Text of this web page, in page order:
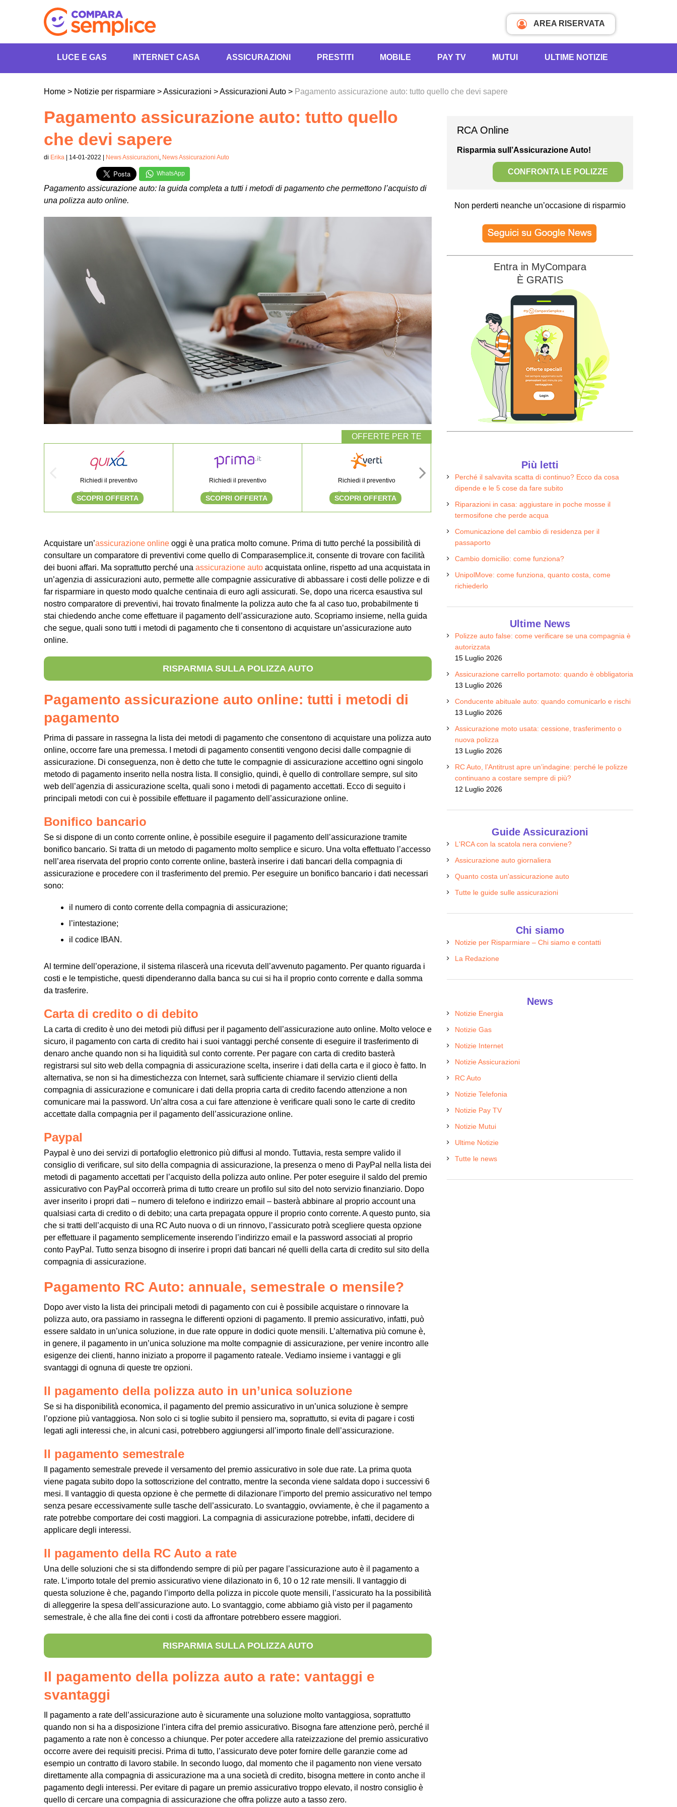
AREA RISERVATA
LUCE E GAS INTERNET CASA ASSICURAZIONI PRESTITI MOBILE PAY TV MUTUI ULTIME NOTIZIE
Home > Notizie per risparmiare >Assicurazioni >Assicurazioni Auto > Pagamento assicurazione auto: tutto quello che devi sapere
Pagamento assicurazione auto: tutto quello
che devi sapere
di Erika | 14-01-2022 | News Assicurazioni, News Assicurazioni Auto
WhatsApp
Pagamento assicurazione auto: la guida completa a tutti i metodi di pagamento che permettono l’acquisto di
una polizza auto online.
Richiedi il preventivo
Confronta e risparmia
SCOPRI OFFERTA
Richiedi il preventivo
Confronta e risparmia
SCOPRI OFFERTA
Richiedi il preventivo
Confronta e risparmia
SCOPRI OFFERTA
Richiedi il preventivo
Richiedi il preventivo
Acquistare un’assicurazione online oggi è una pratica molto comune. Prima di tutto perché la possibilità di
consultare un comparatore di preventivi come quello di Comparasemplice.it, consente di trovare con facilità
dei buoni affari. Ma soprattutto perché una assicurazione auto acquistata online, rispetto ad una acquistata in
un’agenzia di assicurazioni auto, permette alle compagnie assicurative di abbassare i costi delle polizze e di
far risparmiare in questo modo qualche centinaia di euro agli assicurati. Se, dopo una ricerca esaustiva sul
nostro comparatore di preventivi, hai trovato finalmente la polizza auto che fa al caso tuo, probabilmente ti
stai chiedendo anche come effettuare il pagamento dell’assicurazione auto. Scopriamo insieme, nella guida
che segue, quali sono tutti i metodi di pagamento che ti consentono di acquistare un’assicurazione auto
online.
RISPARMIA SULLA POLIZZA AUTO
Pagamento assicurazione auto online: tutti i metodi di
pagamento
Prima di passare in rassegna la lista dei metodi di pagamento che consentono di acquistare una polizza auto
online, occorre fare una premessa. I metodi di pagamento consentiti vengono decisi dalle compagnie di
assicurazione. Di conseguenza, non è detto che tutte le compagnie di assicurazione accettino ogni singolo
metodo di pagamento inserito nella nostra lista. Il consiglio, quindi, è quello di controllare sempre, sul sito
web dell’agenzia di assicurazione scelta, quali sono i metodi di pagamento accettati. Ecco di seguito i
principali metodi con cui è possibile effettuare il pagamento dell’assicurazione online.
Bonifico bancario
Se si dispone di un conto corrente online, è possibile eseguire il pagamento dell’assicurazione tramite
bonifico bancario. Si tratta di un metodo di pagamento molto semplice e sicuro. Una volta effettuato l’accesso
nell’area riservata del proprio conto corrente online, basterà inserire i dati bancari della compagnia di
assicurazione e procedere con il trasferimento del premio. Per eseguire un bonifico bancario i dati necessari
sono:
il numero di conto corrente della compagnia di assicurazione;
l’intestazione;
il codice IBAN.
Al termine dell’operazione, il sistema rilascerà una ricevuta dell’avvenuto pagamento. Per quanto riguarda i
costi e le tempistiche, questi dipenderanno dalla banca su cui si ha il proprio conto corrente e dalla somma
da trasferire.
Carta di credito o di debito
La carta di credito è uno dei metodi più diffusi per il pagamento dell’assicurazione auto online. Molto veloce e
sicuro, il pagamento con carta di credito hai i suoi vantaggi perché consente di eseguire il trasferimento di
denaro anche quando non si ha liquidità sul conto corrente. Per pagare con carta di credito basterà
registrarsi sul sito web della compagnia di assicurazione scelta, inserire i dati della carta e il gioco è fatto. In
alternativa, se non si ha dimestichezza con Internet, sarà sufficiente chiamare il servizio clienti della
compagnia di assicurazione e comunicare i dati della propria carta di credito facendo attenzione a non
comunicare mai la password. Un’altra cosa a cui fare attenzione è verificare quali sono le carte di credito
accettate dalla compagnia per il pagamento dell’assicurazione online.
Paypal
Paypal è uno dei servizi di portafoglio elettronico più diffusi al mondo. Tuttavia, resta sempre valido il
consiglio di verificare, sul sito della compagnia di assicurazione, la presenza o meno di PayPal nella lista dei
metodi di pagamento accettati per l’acquisto della polizza auto online. Per poter eseguire il saldo del premio
assicurativo con PayPal occorrerà prima di tutto creare un profilo sul sito del noto servizio finanziario. Dopo
aver inserito i propri dati – numero di telefono e indirizzo email – basterà abbinare al proprio account una
qualsiasi carta di credito o di debito; una carta prepagata oppure il proprio conto corrente. A questo punto, sia
che si tratti dell’acquisto di una RC Auto nuova o di un rinnovo, l’assicurato potrà scegliere questa opzione
per effettuare il pagamento semplicemente inserendo l’indirizzo email e la password associati al proprio
conto PayPal. Tutto senza bisogno di inserire i propri dati bancari né quelli della carta di credito sul sito della
compagnia di assicurazione.
Pagamento RC Auto: annuale, semestrale o mensile?
Dopo aver visto la lista dei principali metodi di pagamento con cui è possibile acquistare o rinnovare la
polizza auto, ora passiamo in rassegna le differenti opzioni di pagamento. Il premio assicurativo, infatti, può
essere saldato in un’unica soluzione, in due rate oppure in dodici quote mensili. L’alternativa più comune è,
in genere, il pagamento in un’unica soluzione ma molte compagnie di assicurazione, per venire incontro alle
esigenze dei clienti, hanno iniziato a proporre il pagamento rateale. Vediamo insieme i vantaggi e gli
svantaggi di ognuna di queste tre opzioni.
Il pagamento della polizza auto in un’unica soluzione
Se si ha disponibilità economica, il pagamento del premio assicurativo in un’unica soluzione è sempre
l’opzione più vantaggiosa. Non solo ci si toglie subito il pensiero ma, soprattutto, si evita di pagare i costi
legati agli interessi che, in alcuni casi, potrebbero aggiungersi all’importo finale dell’assicurazione.
Il pagamento semestrale
Il pagamento semestrale prevede il versamento del premio assicurativo in sole due rate. La prima quota
viene pagata subito dopo la sottoscrizione del contratto, mentre la seconda viene saldata dopo i successivi 6
mesi. Il vantaggio di questa opzione è che permette di dilazionare l’importo del premio assicurativo nel tempo
senza pesare eccessivamente sulle tasche dell’assicurato. Lo svantaggio, ovviamente, è che il pagamento a
rate potrebbe comportare dei costi maggiori. La compagnia di assicurazione potrebbe, infatti, decidere di
applicare degli interessi.
Il pagamento della RC Auto a rate
Una delle soluzioni che si sta diffondendo sempre di più per pagare l’assicurazione auto è il pagamento a
rate. L’importo totale del premio assicurativo viene dilazionato in 6, 10 o 12 rate mensili. Il vantaggio di
questa soluzione è che, pagando l’importo della polizza in piccole quote mensili, l’assicurato ha la possibilità
di alleggerire la spesa dell’assicurazione auto. Lo svantaggio, come abbiamo già visto per il pagamento
semestrale, è che alla fine dei conti i costi da affrontare potrebbero essere maggiori.
RISPARMIA SULLA POLIZZA AUTO
Il pagamento della polizza auto a rate: vantaggi e
svantaggi
Il pagamento a rate dell’assicurazione auto è sicuramente una soluzione molto vantaggiosa, soprattutto
quando non si ha a disposizione l’intera cifra del premio assicurativo. Bisogna fare attenzione però, perché il
pagamento a rate non è concesso a chiunque. Per poter accedere alla rateizzazione del premio assicurativo
occorre avere dei requisiti precisi. Prima di tutto, l’assicurato deve poter fornire delle garanzie come ad
esempio un contratto di lavoro stabile. In secondo luogo, dal momento che il pagamento non viene versato
direttamente alla compagnia di assicurazione ma a una società di credito, bisogna mettere in conto anche il
pagamento degli interessi. Per evitare di pagare un premio assicurativo troppo elevato, il nostro consiglio è
quello di cercare una compagnia di assicurazione che offra polizze auto a tasso zero.
RCA Online
Risparmia sull’Assicurazione Auto!
CONFRONTA LE POLIZZE
Non perderti neanche un’occasione di risparmio
Entra in MyCompara
È GRATIS
Più letti
Perché il salvavita scatta di continuo? Ecco da cosa
dipende e le 5 cose da fare subito
Riparazioni in casa: aggiustare in poche mosse il
termosifone che perde acqua
Comunicazione del cambio di residenza per il
passaporto
Cambio domicilio: come funziona?
UnipolMove: come funziona, quanto costa, come
richiederlo
Ultime News
Polizze auto false: come verificare se una compagnia è
autorizzata
15 Luglio 2026
Assicurazione carrello portamoto: quando è obbligatoria
13 Luglio 2026
Conducente abituale auto: quando comunicarlo e rischi
13 Luglio 2026
Assicurazione moto usata: cessione, trasferimento o
nuova polizza
13 Luglio 2026
RC Auto, l’Antitrust apre un’indagine: perché le polizze
continuano a costare sempre di più?
12 Luglio 2026
Guide Assicurazioni
L'RCA con la scatola nera conviene?
Assicurazione auto giornaliera
Quanto costa un'assicurazione auto
Tutte le guide sulle assicurazioni
Chi siamo
Notizie per Risparmiare – Chi siamo e contatti
La Redazione
News
Notizie Energia
Notizie Gas
Notizie Internet
Notizie Assicurazioni
RC Auto
Notizie Telefonia
Notizie Pay TV
Notizie Mutui
Ultime Notizie
Tutte le news